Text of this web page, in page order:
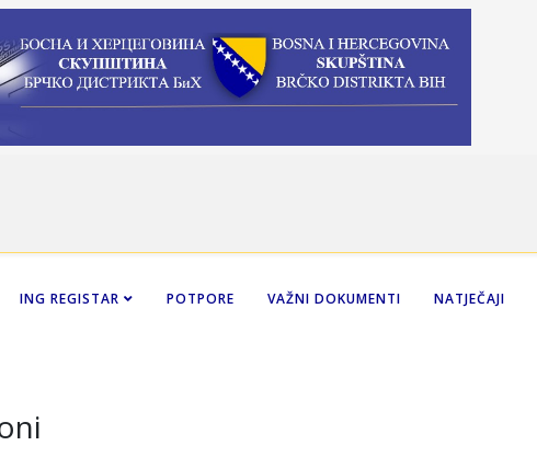
ING REGISTAR POTPORE VAŽNI DOKUMENTI NATJEČAJI